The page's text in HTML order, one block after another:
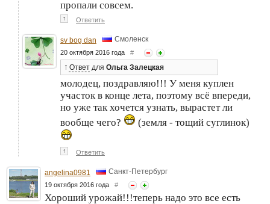
пропали совсем.
↑ Ответить
sv bog dan Смоленск
20 октября 2016 года #
↑ Ответ для Ольга Залецкая
молодец, поздравляю!!! У меня куплен
участок в конце лета, поэтому всё впереди,
но уже так хочется узнать, вырастет ли
вообще чего?
(земля - тощий суглинок)
↑ Ответить
angelina0981 Санкт-Петербург
19 октября 2016 года #
Хороший урожай!!!теперь надо это все есть